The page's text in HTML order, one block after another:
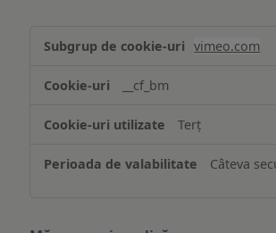
Asigurarea
funcționalităților
website-
ului
vimeo.com
__cf_bm
Terț
Câteva